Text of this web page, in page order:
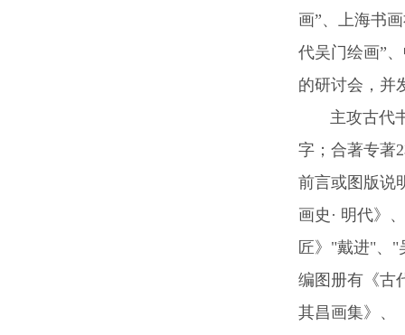
画”、上海书
代吴门绘画”
的研讨会，并
主攻古代书
字；合著专著
前言或图版说
画史· 明代》
匠》"戴进"、"
编图册有《古
其昌画集》、